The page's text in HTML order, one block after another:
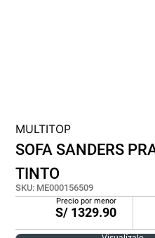
MULTITOP
SOFA SANDERS
TINTO
SKU: ME000156509
Precio por menor
S/ 1329.90